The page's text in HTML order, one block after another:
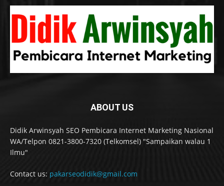
ABOUT US
Didik Arwinsyah SEO Pembicara Internet Marketing Nasional
WA/Telpon 0821-3800-7320 (Telkomsel) "Sampaikan walau 1
Ilmu"
Contact us: pakarseodidik@gmail.com